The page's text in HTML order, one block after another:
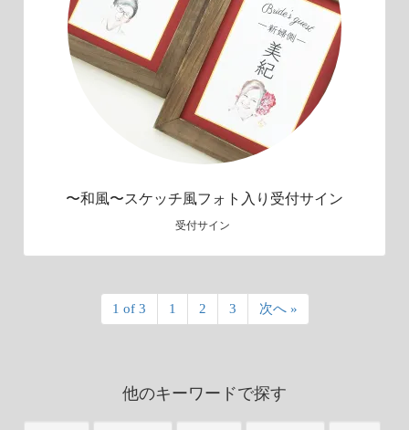
〜和風〜スケッチ風フォト入り受付サイン
受付サイン
1 of 3 1 2 3 次へ »
他のキーワードで探す